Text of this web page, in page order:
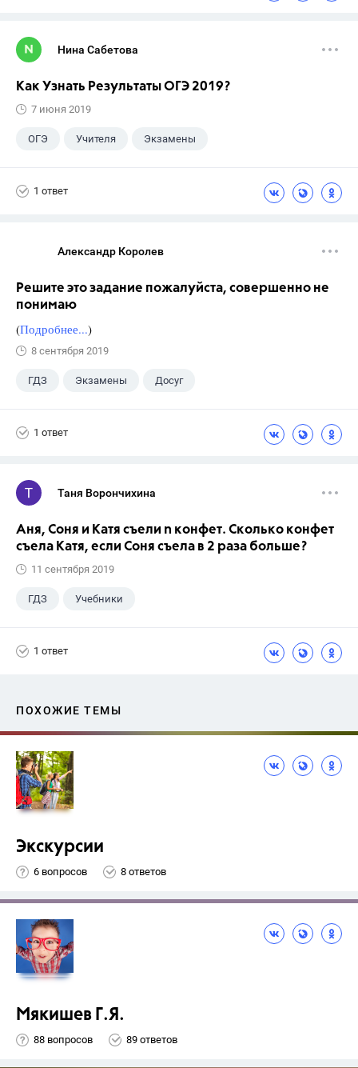
Нина Сабетова
Как Узнать Результаты ОГЭ 2019?
7 июня 2019
ОГЭ Учителя Экзамены
1 ответ
Александр Королев
Решите это задание пожалуйста, совершенно не
понимаю
(Подробнее...)
8 сентября 2019
ГДЗ Экзамены Досуг
1 ответ
Таня Ворончихина
Аня, Соня и Катя съели n конфет. Сколько конфет
съела Катя, если Соня съела в 2 раза больше?
11 сентября 2019
ГДЗ Учебники
1 ответ
ПОХОЖИЕ ТЕМЫ
Экскурсии
6 вопросов 8 ответов
Мякишев Г.Я.
88 вопросов 89 ответов